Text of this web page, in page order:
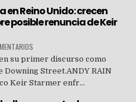
en Reino Unido: crecen
posible renuncia de Keir
su primer discurso como
Street.ANDY RAIN
Keir Starmer enfr...